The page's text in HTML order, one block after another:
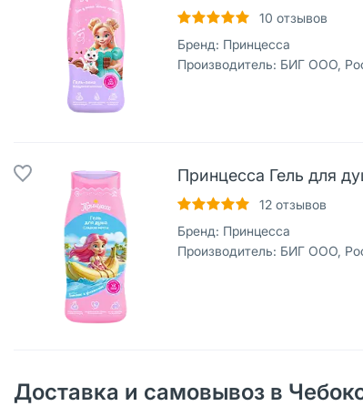
10 отзывов
Бренд: Принцесса
Производитель: БИГ ООО,
Принцесса Гель для
12 отзывов
Бренд: Принцесса
Производитель: БИГ ООО,
Доставка и самовывоз в